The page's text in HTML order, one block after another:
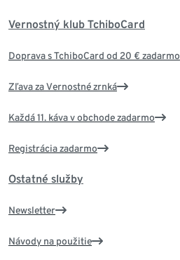
Vernostný klub TchiboCard
Doprava s TchiboCard od 20 € zadarmo
Zľava za Vernostné zrnká
Každá 11. káva v obchode zadarmo
Registrácia zadarmo
Ostatné služby
Newsletter
Návody na použitie